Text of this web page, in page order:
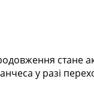
стане
у разі